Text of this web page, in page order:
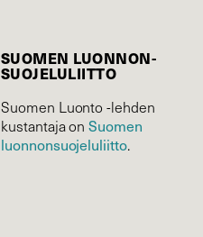
SUOMEN LUONNON­
SUOJELU­LIITTO
Suomen Luonto -lehden
kustantaja onSuomen
luonnonsuojelu­liitto.